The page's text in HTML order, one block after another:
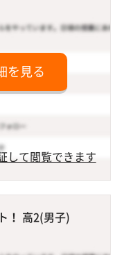
を見る
して閲覧できます
！ 高2(男子)